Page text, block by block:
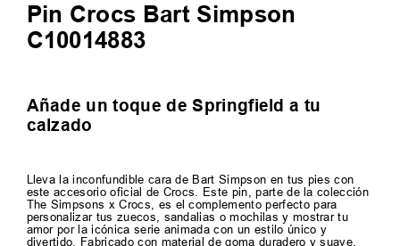
Pin Crocs Bart Simpson
C10014883
Añade un toque de Springfield a tu
calzado
Lleva la inconfundible cara de Bart Simpson en tus pies con
este accesorio oficial de Crocs. Este pin, parte de la colección
The Simpsons x Crocs, es el complemento perfecto para
personalizar tus zuecos, sandalias o mochilas y mostrar tu
amor por la icónica serie animada con un estilo único y
divertido. Fabricado con material de goma duradero y suave,